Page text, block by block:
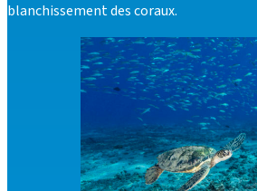
blanchissement des coraux.